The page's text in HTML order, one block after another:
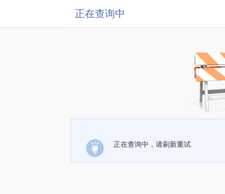
正在查询中
正在查询中，请刷新重试